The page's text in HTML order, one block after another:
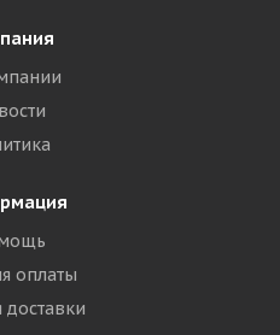
оплаты
доставки